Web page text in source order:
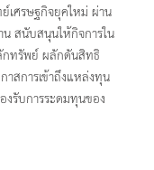
ศรษฐกิจยุคใหม่ ผ่าน
สนับสนุนให้กิจการใน
กทรัพย์ ผลักดันสิทธิ
สการเข้าถึงแหล่งทุน
รับการระดมทุนของ